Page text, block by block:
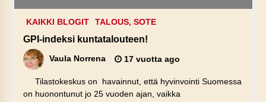
KAIKKI BLOGIT TALOUS, SOTE
GPI-indeksi kuntatalouteen!
Vaula Norrena 17 vuotta ago
Tilastokeskus on havainnut, että hyvinvointi Suomessa
on huonontunut jo 25 vuoden ajan, vaikka